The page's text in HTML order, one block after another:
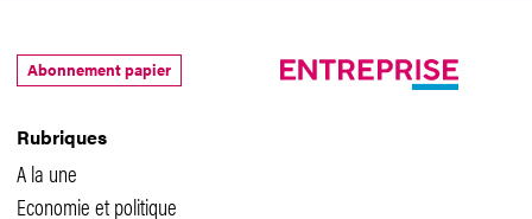
Rubriques
A la une
Economie et politique
Abonnement papier